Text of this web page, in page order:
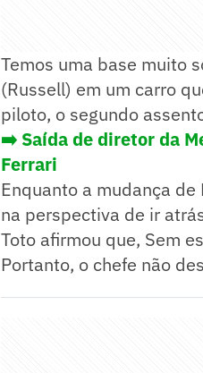
Temos uma base muito
(Russell) em um carro
piloto, o segundo
➡️ Saída de diretor da
Ferrari
Enquanto a mudança
na perspectiva de ir
Toto afirmou que, Sem
Portanto, o chefe não